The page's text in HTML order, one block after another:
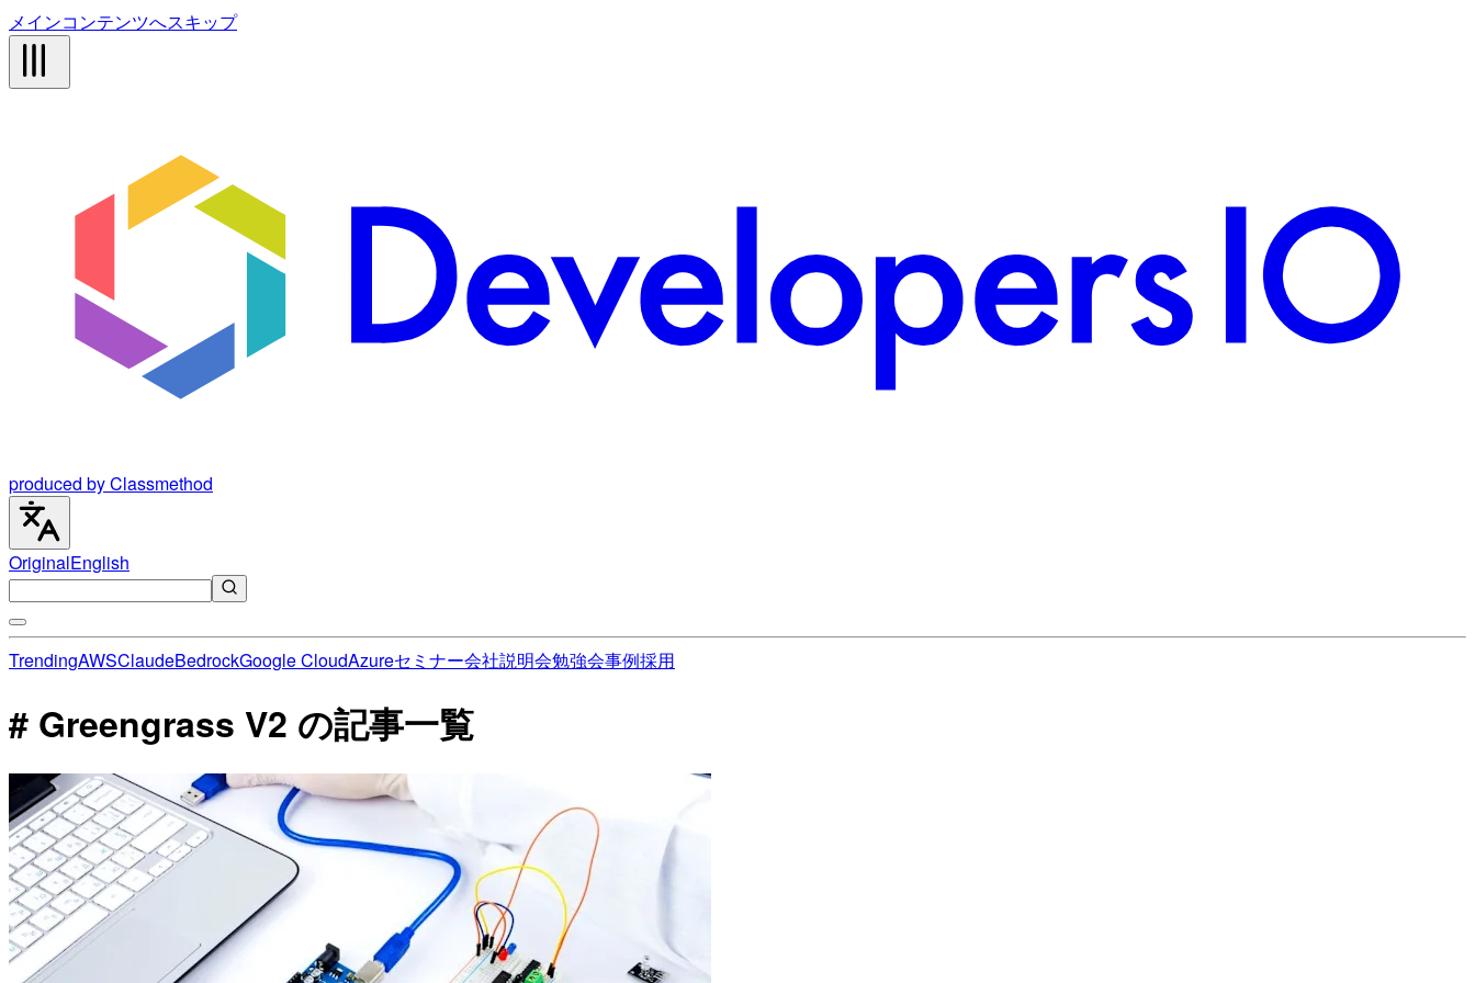
メインコンテンツへスキップ
produced by Classmethod
OriginalEnglish
TrendingAWSClaudeBedrockGoogle CloudAzureセミナー会社説明会勉強会事例採用
# Greengrass V2 の記事一覧